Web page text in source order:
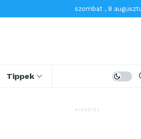
szombat , 8
Tippek
HIRDETÉS